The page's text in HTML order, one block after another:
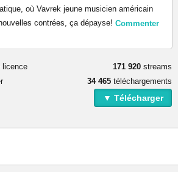
où Vavrek jeune musicien américain
contrées, ça dépayse! Commenter
licence
171 920 streams
34 465 téléchargements
▼ Télécharger